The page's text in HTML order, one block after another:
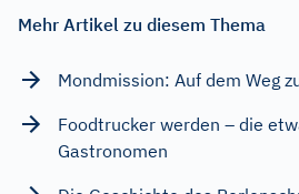
Mehr Artikel zu diesem Thema
Mondmission: Auf dem Weg
Foodtrucker werden – die
Gastronomen